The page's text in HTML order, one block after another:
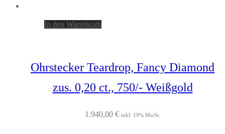
In den Warenkorb
Ohrstecker Teardrop, Fancy Diamond
zus. 0,20 ct., 750/- Weißgold
1.940,00 € inkl. 19% MwSt.